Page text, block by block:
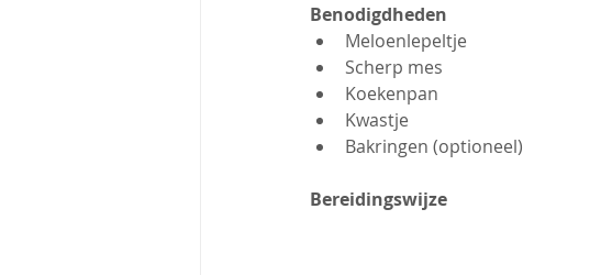
Benodigdheden
Meloenlepeltje
Scherp mes
Koekenpan
Kwastje
Bakringen (optioneel)
Bereidingswijze